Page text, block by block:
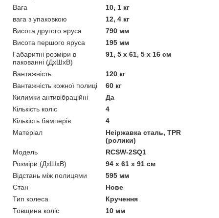
Вага
10, 1 кг
вага з упаковкою
12, 4 кг
Висота другого яруса
790 мм
Висота першого яруса
195 мм
Габаритні розміри в
пакованні (ДхШхВ)
91, 5 х 61, 5 х 16 см
Вантажність
120 кг
Вантажність кожної полиці
60 кг
Килимки антивібраційні
Да
Кількість коліс
4
Кількість бамперів
4
Матеріал
Неіржавка сталь, TPR
(ролики)
Мoдель
RCSW-2SQ1
Розміри (ДхШхВ)
94 х 61 х 91 см
Відстань між полицями
595 мм
Стан
Нове
Тип колеса
Кручення
Товщина коліс
10 мм